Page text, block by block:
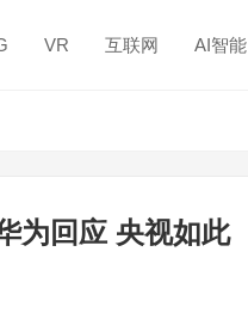
VR 互联网 AI智能
为回应 央视如此